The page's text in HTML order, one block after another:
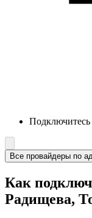
Подключитесь
Все провайдеры по
Как
Радищева,